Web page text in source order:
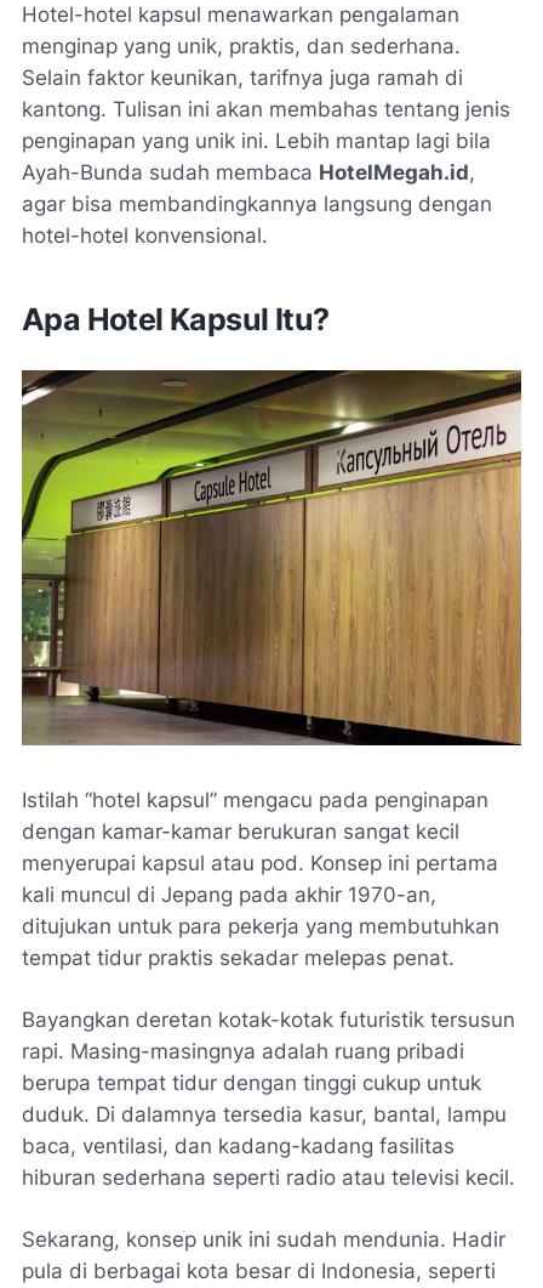
Hotel-hotel kapsul menawarkan pengalaman
menginap yang unik, praktis, dan sederhana.
Selain faktor keunikan, tarifnya juga ramah di
kantong. Tulisan ini akan membahas tentang jenis
penginapan yang unik ini. Lebih mantap lagi bila
Ayah-Bunda sudah membaca HotelMegah.id,
agar bisa membandingkannya langsung dengan
hotel-hotel konvensional.
Apa Hotel Kapsul Itu?
Istilah “hotel kapsul” mengacu pada penginapan
dengan kamar-kamar berukuran sangat kecil
menyerupai kapsul atau pod. Konsep ini pertama
kali muncul di Jepang pada akhir 1970-an,
ditujukan untuk para pekerja yang membutuhkan
tempat tidur praktis sekadar melepas penat.
Bayangkan deretan kotak-kotak futuristik tersusun
rapi. Masing-masingnya adalah ruang pribadi
berupa tempat tidur dengan tinggi cukup untuk
duduk. Di dalamnya tersedia kasur, bantal, lampu
baca, ventilasi, dan kadang-kadang fasilitas
hiburan sederhana seperti radio atau televisi kecil.
Sekarang, konsep unik ini sudah mendunia. Hadir
pula di berbagai kota besar di Indonesia, seperti